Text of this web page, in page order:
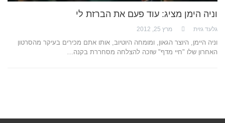
וניה הימן מציג: עוד פעם את הברזת לי
גלעד גזית מרץ 25, 2012
וניה היימן, היוצר הגאון, ומומחה היוטיוב, אותו אתם מכירים בעיקר מהסרטון
האחרון שלו "חיי מדף" שזכה להצלחה מסחררת בקנה…